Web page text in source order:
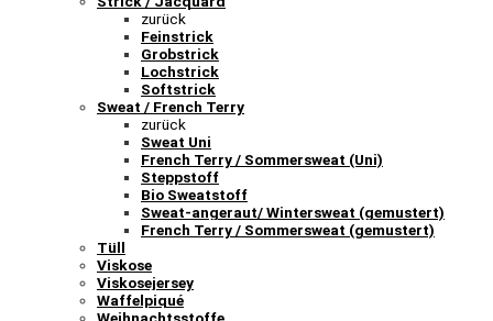
zurück
Feinstrick
Grobstrick
Lochstrick
Softstrick
Sweat / French Terry
zurück
Sweat Uni
French Terry / Sommersweat (Uni)
Steppstoff
Bio Sweatstoff
Sweat-angeraut/ Wintersweat (gemustert)
French Terry / Sommersweat (gemustert)
Tüll
Viskose
Viskosejersey
Waffelpiqué